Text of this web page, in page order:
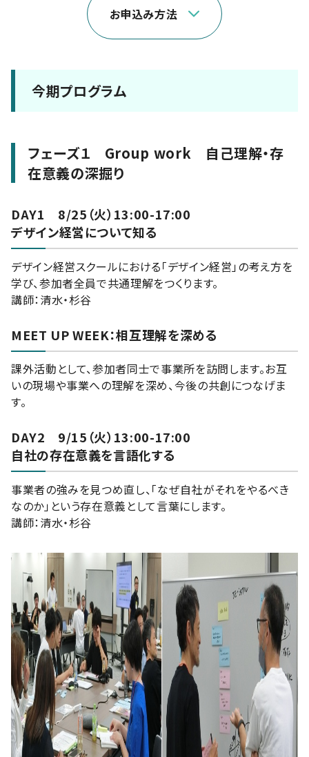
お申込み方法
今期プログラム
フェーズ１ Group work 自己理解・存
在意義の深掘り
DAY1 8/25（火）13:00-17:00
デザイン経営について知る
デザイン経営スクールにおける「デザイン経営」の考え方を
学び、参加者全員で共通理解をつくります。
講師：清水・杉谷
MEET UP WEEK：相互理解を深める
課外活動として、参加者同士で事業所を訪問します。お互
いの現場や事業への理解を深め、今後の共創につなげま
す。
DAY2 9/15（火）13:00-17:00
自社の存在意義を言語化する
事業者の強みを見つめ直し、「なぜ自社がそれをやるべき
なのか」という存在意義として言葉にします。
講師：清水・杉谷